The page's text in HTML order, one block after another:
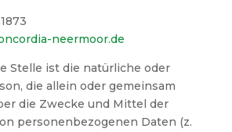
neermoor.de
Stelle ist die natürliche oder
die allein oder gemeinsam
die Zwecke und Mittel der
personenbezogenen Daten (z.